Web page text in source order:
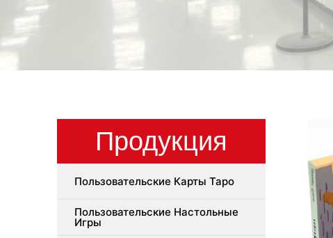
Продукция
Пользовательские Карты Таро
Пользовательские Настольные
Игры